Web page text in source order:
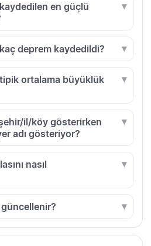
en güçlü
deprem kaydedildi?
ortalama büyüklük
il/köy gösterirken
adı gösteriyor?
nasıl
güncellenir?